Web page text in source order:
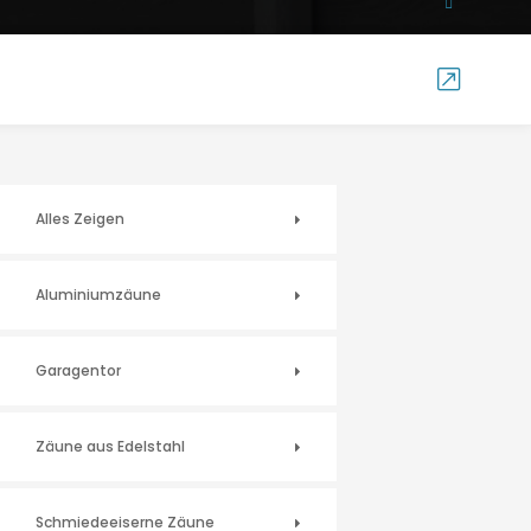
Alles Zeigen
Aluminiumzäune
Garagentor
Zäune aus Edelstahl
Schmiedeeiserne Zäune